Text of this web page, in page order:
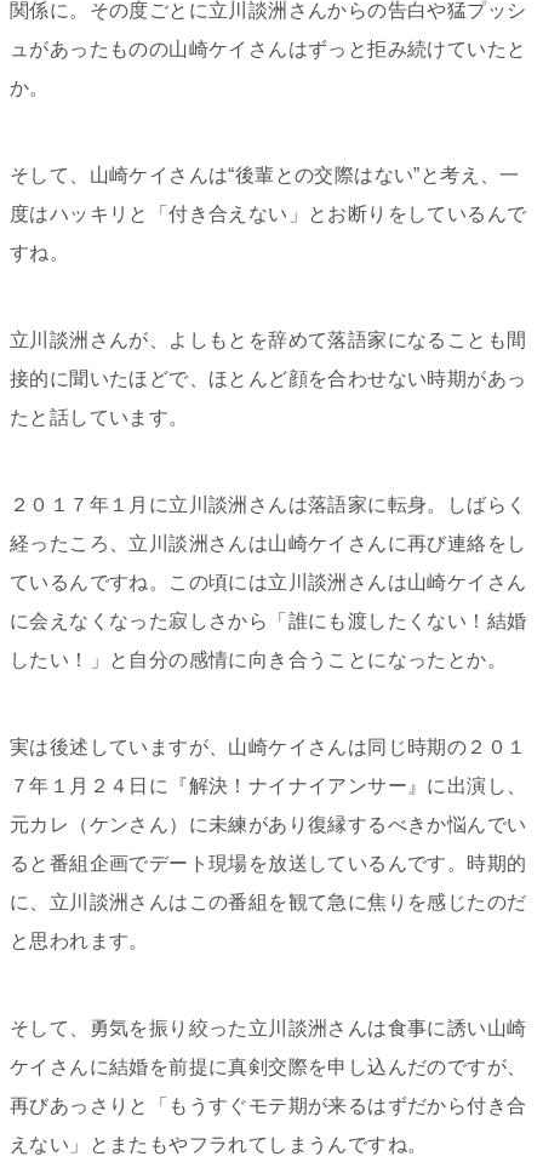
関係に。その度ごとに立川談洲さんからの告白や猛プッシ
ュがあったものの山崎ケイさんはずっと拒み続けていたと
か。
そして、山崎ケイさんは“後輩との交際はない”と考え、一
度はハッキリと「付き合えない」とお断りをしているんで
すね。
立川談洲さんが、よしもとを辞めて落語家になることも間
接的に聞いたほどで、ほとんど顔を合わせない時期があっ
たと話しています。
２０１７年１月に立川談洲さんは落語家に転身。しばらく
経ったころ、立川談洲さんは山崎ケイさんに再び連絡をし
ているんですね。この頃には立川談洲さんは山崎ケイさん
に会えなくなった寂しさから「誰にも渡したくない！結婚
したい！」と自分の感情に向き合うことになったとか。
実は後述していますが、山崎ケイさんは同じ時期の２０１
７年１月２４日に『解決！ナイナイアンサー』に出演し、
元カレ（ケンさん）に未練があり復縁するべきか悩んでい
ると番組企画でデート現場を放送しているんです。時期的
に、立川談洲さんはこの番組を観て急に焦りを感じたのだ
と思われます。
そして、勇気を振り絞った立川談洲さんは食事に誘い山崎
ケイさんに結婚を前提に真剣交際を申し込んだのですが、
再びあっさりと「もうすぐモテ期が来るはずだから付き合
えない」とまたもやフラれてしまうんですね。